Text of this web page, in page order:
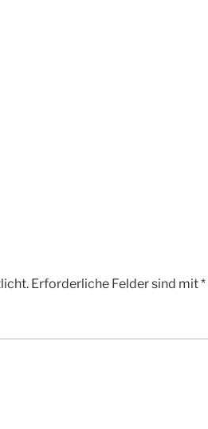
Erforderliche Felder sind mit*